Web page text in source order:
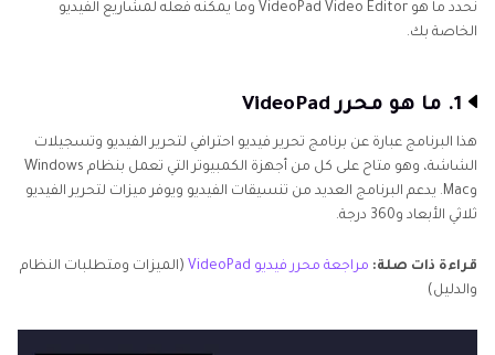
نحدد ما هو VideoPad Video Editor وما يمكنه فعله لمشاريع الفيديو
الخاصة بك.
1. ما هو محرر VideoPad
هذا البرنامج عبارة عن برنامج تحرير فيديو احترافي لتحرير الفيديو وتسجيلات
الشاشة، وهو متاح على كل من أجهزة الكمبيوتر التي تعمل بنظام Windows
وMac. يدعم البرنامج العديد من تنسيقات الفيديو ويوفر ميزات لتحرير الفيديو
ثلاثي الأبعاد و360 درجة.
قراءة ذات صلة: مراجعة محرر فيديو VideoPad
(الميزات ومتطلبات النظام
والدليل)